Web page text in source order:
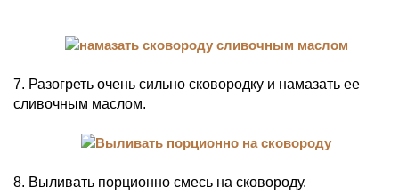
7. Разогреть очень сильно сковородку и намазать ее
сливочным маслом.
8. Выливать порционно смесь на сковороду.